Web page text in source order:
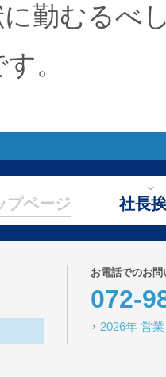
勤むるべ
。
プページ 社長
お電話でのお問
072-
2026年 営